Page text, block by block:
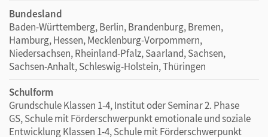
Bundesland
Baden-Württemberg, Berlin, Brandenburg, Bremen,
Hamburg, Hessen, Mecklenburg-Vorpommern,
Niedersachsen, Rheinland-Pfalz, Saarland, Sachsen,
Sachsen-Anhalt, Schleswig-Holstein, Thüringen
Schulform
Grundschule Klassen 1-4, Institut oder Seminar 2. Phase
GS, Schule mit Förderschwerpunkt emotionale und soziale
Entwicklung Klassen 1-4, Schule mit Förderschwerpunkt